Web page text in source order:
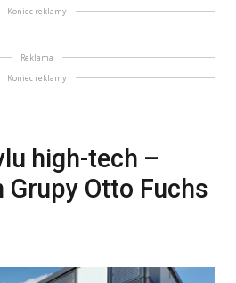
Koniec reklamy
Reklama
Koniec reklamy
high-tech –
Grupy Otto Fuchs